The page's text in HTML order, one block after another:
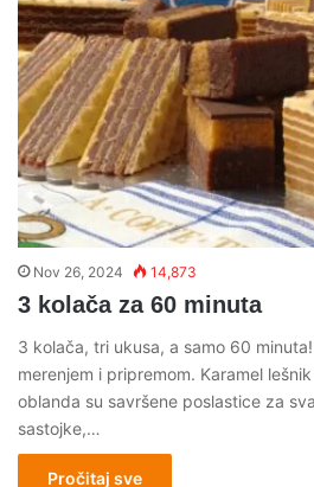
Nov 26, 2024 14,873
3 kolača za 60 minuta
3 kolača, tri ukusa, a samo 60
merenjem i pripremom. Karamel
oblanda su savršene poslastice za
sastojke,…
Pročitaj sve